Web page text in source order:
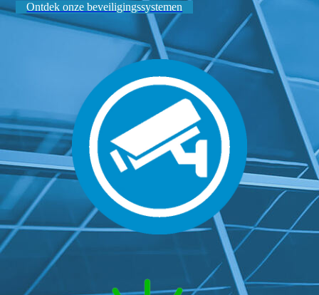
Ontdek onze beveiligingssystemen